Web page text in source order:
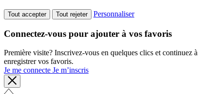
Tout accepter Tout rejeter Personnaliser
Connectez-vous pour ajouter à vos favoris
Première visite? Inscrivez-vous en quelques clics et continuez à
enregistrer vos favoris.
Je me connecte Je m’inscris